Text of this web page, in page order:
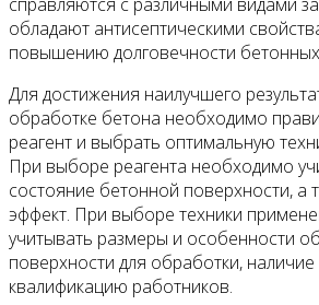
обладают антисептическими
повышению долговечности
Для достижения наилучшего
обработке бетона необходимо
реагент и выбрать оптимальную
При выборе реагента необходимо
состояние бетонной поверхности, а
эффект. При выборе техники
учитывать размеры и особенности
поверхности для обработки,
квалификацию работников.